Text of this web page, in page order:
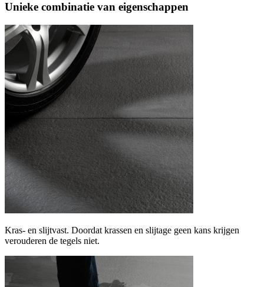
Unieke combinatie van eigenschappen
Kras- en slijtvast. Doordat krassen en slijtage geen kans krijgen
verouderen de tegels niet.